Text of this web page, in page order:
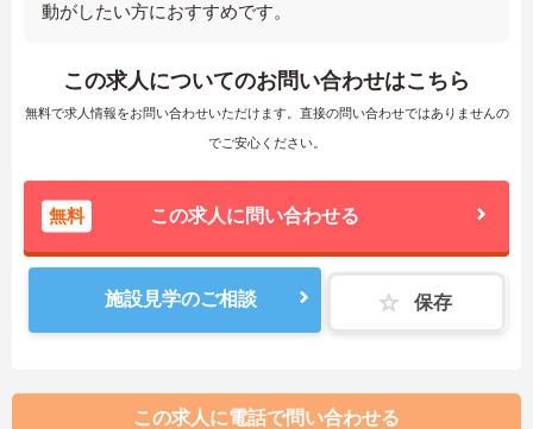
動がしたい方におすすめです。
この求人についてのお問い合わせはこちら
無料で求人情報をお問い合わせいただけます。直接の問い合わせではありませんの
でご安心ください。
無料 この求人に問い合わせる
施設見学のご相談 保存
この求人に電話で問い合わせる